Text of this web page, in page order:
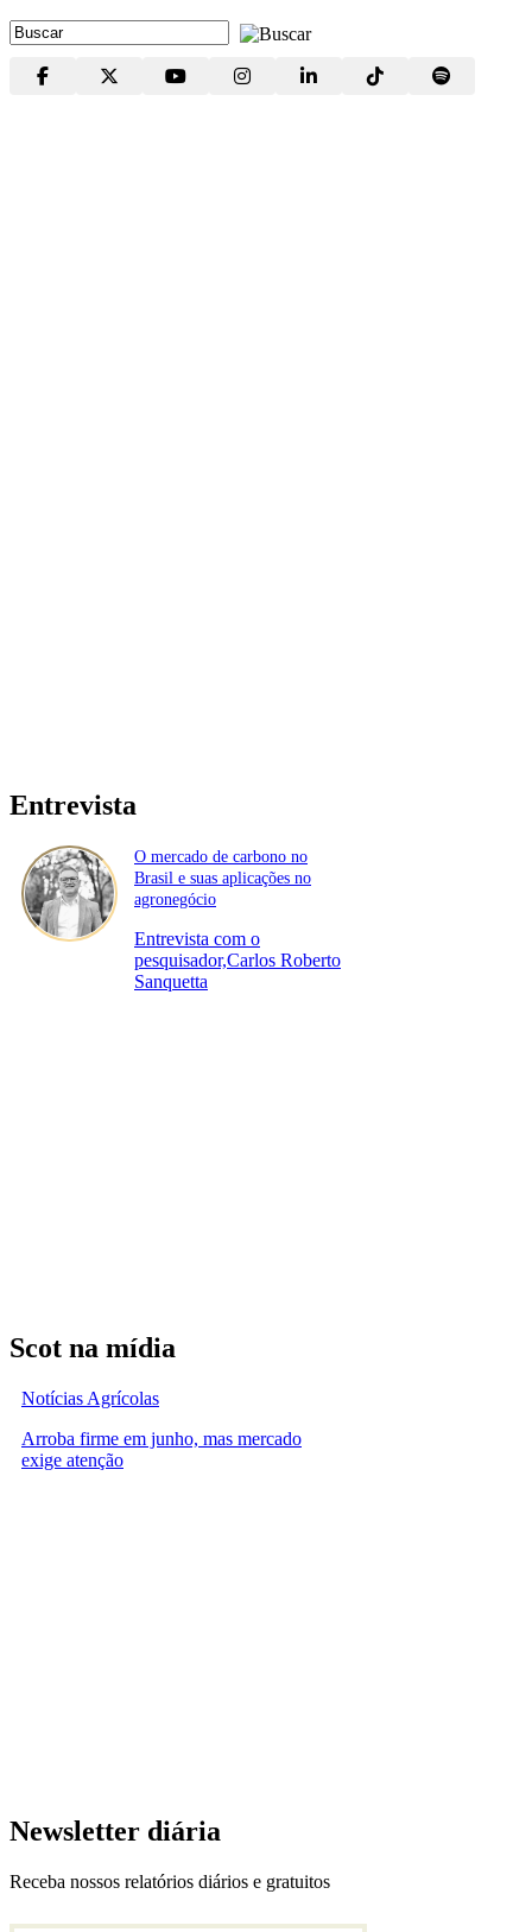
Entrevista
O mercado de carbono no
Brasil e suas aplicações no
agronegócio
Entrevista com o
pesquisador,Carlos Roberto
Sanquetta
Scot na mídia
Notícias Agrícolas
Arroba firme em junho, mas mercado
exige atenção
Newsletter diária
Receba nossos relatórios diários e gratuitos